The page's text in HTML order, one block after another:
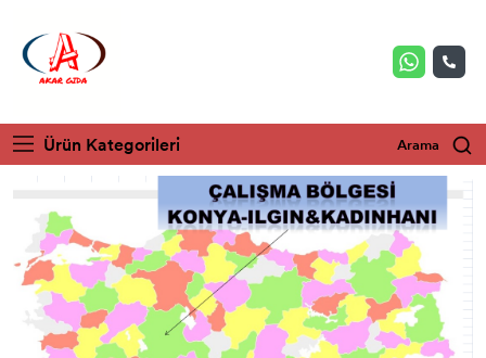
Ürün Kategorileri Arama